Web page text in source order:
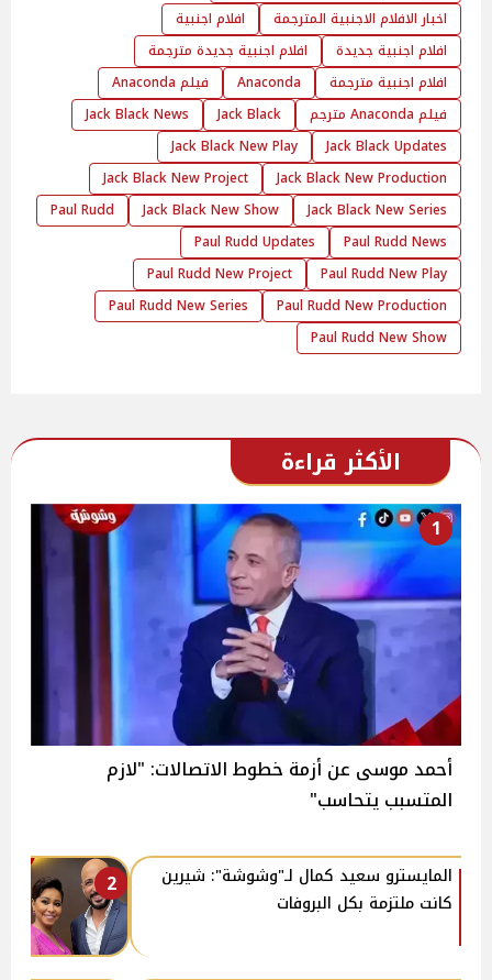
اخبار الافلام الاجنبية المترجمة
افلام اجنبية
افلام اجنبية جديدة
افلام اجنبية جديدة مترجمة
افلام اجنبية مترجمة
Anaconda
فيلم Anaconda
فيلم Anaconda مترجم
Jack Black
Jack Black News
Jack Black Updates
Jack Black New Play
Jack Black New Production
Jack Black New Project
Jack Black New Series
Jack Black New Show
Paul Rudd
Paul Rudd News
Paul Rudd Updates
Paul Rudd New Play
Paul Rudd New Project
Paul Rudd New Production
Paul Rudd New Series
Paul Rudd New Show
الأكثر قراءة
1
أحمد موسى عن أزمة خطوط الاتصالات: "لازم
المتسبب يتحاسب"
2
المايسترو سعيد كمال لـ"وشوشة": شيرين
كانت ملتزمة بكل البروفات